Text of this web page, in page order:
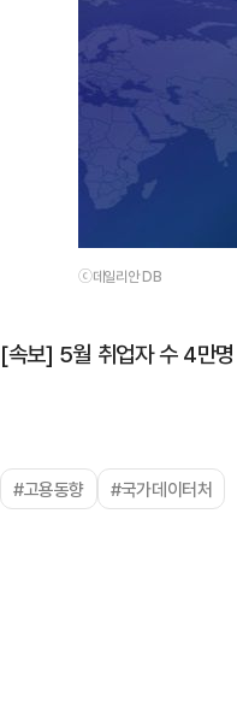
ⓒ데일리안 DB
[속보] 5월 취업자 수 4만
#고용동향 #국가데이터처